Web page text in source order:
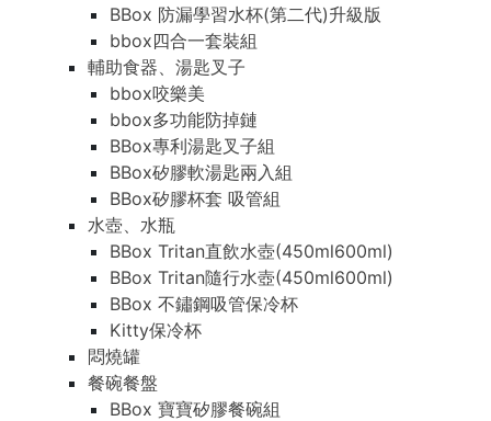
BBox 防漏學習水杯(第二代)升級版
bbox四合一套裝組
輔助食器、湯匙叉子
bbox咬樂美
bbox多功能防掉鏈
BBox專利湯匙叉子組
BBox矽膠軟湯匙兩入組
BBox矽膠杯套 吸管組
水壺、水瓶
BBox Tritan直飲水壺(450ml600ml)
BBox Tritan隨行水壺(450ml600ml)
BBox 不鏽鋼吸管保冷杯
Kitty保冷杯
悶燒罐
餐碗餐盤
BBox 寶寶矽膠餐碗組